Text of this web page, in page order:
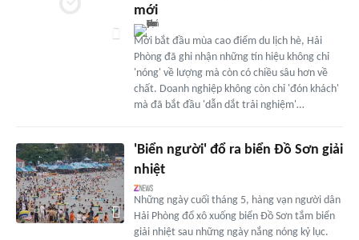
mới
Mới bắt đầu mùa cao điểm du lịch hè, Hải
Phòng đã ghi nhận những tín hiệu không chỉ
'nóng' về lượng mà còn có chiều sâu hơn về
chất. Doanh nghiệp không còn chỉ 'đón khách'
mà đã bắt đầu 'dẫn dắt trải nghiệm'…
'Biển người' đổ ra biển Đồ Sơn giải
nhiệt
Những ngày cuối tháng 5, hàng vạn người dân
Hải Phòng đổ xô xuống biển Đồ Sơn tắm biển
giải nhiệt sau những ngày nắng nóng kỷ lục.